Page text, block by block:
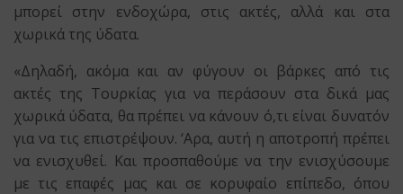
μπορεί στην ενδοχώρα, στις ακτές, αλλά και στα
χωρικά της ύδατα.
«Δηλαδή, ακόμα και αν φύγουν οι βάρκες από τις
ακτές της Τουρκίας για να περάσουν στα δικά μας
χωρικά ύδατα, θα πρέπει να κάνουν ό,τι είναι δυνατόν
για να τις επιστρέψουν. ‘Αρα, αυτή η αποτροπή πρέπει
να ενισχυθεί. Και προσπαθούμε να την ενισχύσουμε
με τις επαφές μας και σε κορυφαίο επίπεδο, όπου